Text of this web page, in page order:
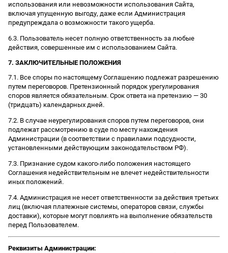
использования или невозможности использования Сайта,
включая упущенную выгоду, даже если Администрация
предупреждала о возможности такого ущерба.
6.3. Пользователь несет полную ответственность за любые
действия, совершенные им с использованием Сайта.
7. ЗАКЛЮЧИТЕЛЬНЫЕ ПОЛОЖЕНИЯ
7.1. Все споры по настоящему Соглашению подлежат разрешению
путем переговоров. Претензионный порядок урегулирования
споров является обязательным. Срок ответа на претензию — 30
(тридцать) календарных дней.
7.2. В случае неурегулирования споров путем переговоров, они
подлежат рассмотрению в суде по месту нахождения
Администрации (в соответствии с правилами подсудности,
установленными действующим законодательством РФ).
7.3. Признание судом какого-либо положения настоящего
Соглашения недействительным не влечет недействительности
иных положений.
7.4. Администрация не несет ответственности за действия третьих
лиц (включая платежные системы, операторов связи, службы
доставки), которые могут повлиять на выполнение обязательств
перед Пользователем.
Реквизиты Администрации: